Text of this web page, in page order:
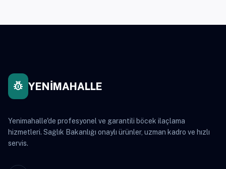
pest_control YENİMAHALLE
Yenimahalle'de profesyonel ve garantili böcek ilaçlama
hizmetleri. Sağlık Bakanlığı onaylı ürünler, uzman kadro ve hızlı
servis.